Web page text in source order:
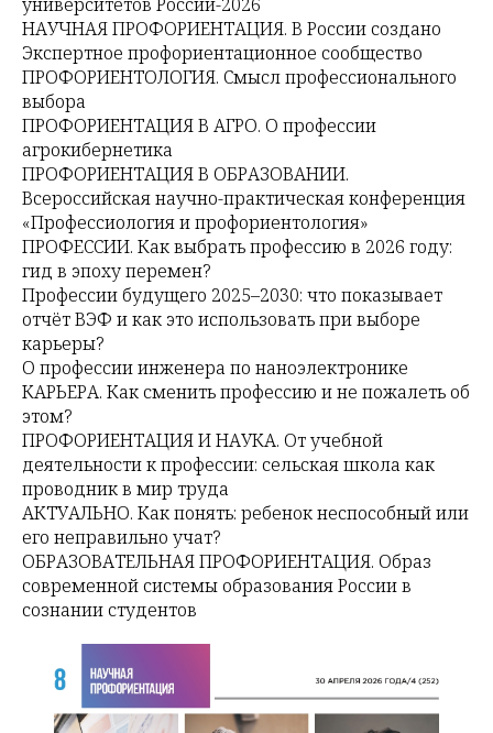
НАУЧНАЯ ПРОФОРИЕНТАЦИЯ. В России создано
Экспертное профориентационное сообщество
ПРОФОРИЕНТОЛОГИЯ. Смысл профессионального
выбора
ПРОФОРИЕНТАЦИЯ В АГРО. О профессии
агрокибернетика
ПРОФОРИЕНТАЦИЯ В ОБРАЗОВАНИИ.
Всероссийская научно-практическая конференция
«Профессиология и профориентология»
ПРОФЕССИИ. Как выбрать профессию в 2026 году:
гид в эпоху перемен?
Профессии будущего 2025–2030: что показывает
отчёт ВЭФ и как это использовать при выборе
карьеры?
О профессии инженера по наноэлектронике
КАРЬЕРА. Как сменить профессию и не пожалеть об
этом?
ПРОФОРИЕНТАЦИЯ И НАУКА. От учебной
деятельности к профессии: сельская школа как
проводник в мир труда
АКТУАЛЬНО. Как понять: ребенок неспособный или
его неправильно учат?
ОБРАЗОВАТЕЛЬНАЯ ПРОФОРИЕНТАЦИЯ. Образ
современной системы образования России в
сознании студентов